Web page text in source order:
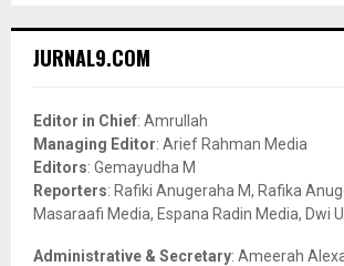
h
o
r
:
JURNAL9.COM
Editor in Chief: Amrullah
Managing Editor: Arief Rahman Media
Editors: Gemayudha M
Reporters: Rafiki Anugeraha M, Rafika
Masaraafi Media, Espana Radin Media, Dwi
Administrative & Secretary: Ameerah